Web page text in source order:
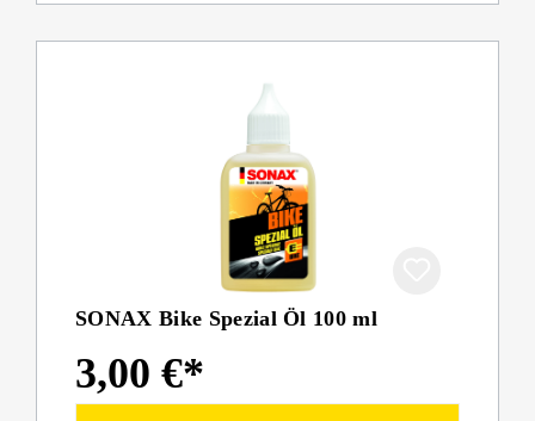
SONAX Bike Spezial Öl 100 ml
3,00 €*